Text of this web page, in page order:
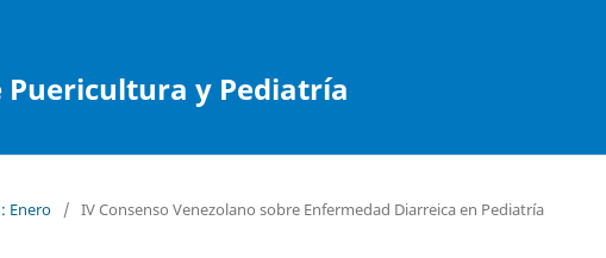
Puericultura y Pediatría
Enero / IV Consenso Venezolano sobre Enfermedad Diarreica en Pediatría